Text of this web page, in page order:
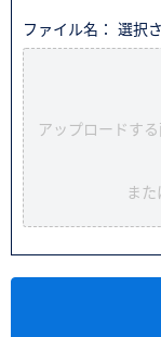
ファイル名： 選択
アップロードす
また